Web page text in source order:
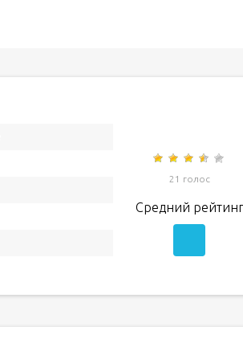
21 голос
Средний рейтинг